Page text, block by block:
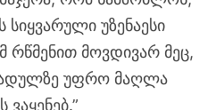
სიყვარული უზენაესი
რწმენით მოვდივარ მეც,
უფრო მაღლა